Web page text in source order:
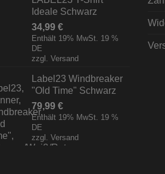
Ideale Schwarz
34,99 €
Enthält 19% MwSt. 19 %
DE
zzgl. Versand
Label23 Windbreaker
"Old Time" Schwarz
79,99 €
Enthält 19% MwSt. 19 %
DE
zzgl. Versand